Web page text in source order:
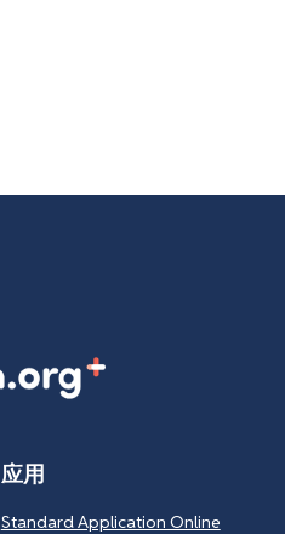
应用
Standard Application Online